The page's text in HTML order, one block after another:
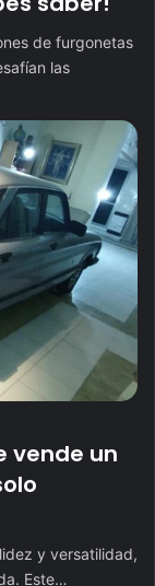
de furgonetas
las
vende un
y versatilidad,
Este…